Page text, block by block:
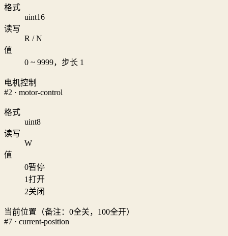
格式
uint16
读写
R / N
值
0 ~ 9999，步长 1
电机控制
#2 · motor-control
格式
uint8
读写
W
值
0暂停
1打开
2关闭
当前位置（备注：0全关，100全开）
#7 · current-position